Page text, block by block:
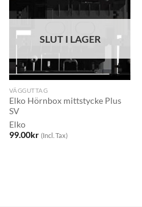
SLUT I LAGER
VÄGGUTTAG
Elko Hörnbox mittstycke Plus
SV
Elko
99.00kr (Incl. Tax)